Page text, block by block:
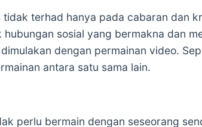
terhad hanya pada cabaran dan
sosial yang bermakna dan
dengan permainan video.
antara satu sama lain.
perlu bermain dengan seseorang